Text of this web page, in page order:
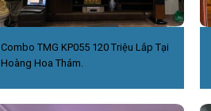
Combo TMG KP055 120 Triệu Lắp Tại
Hoàng Hoa Thám.